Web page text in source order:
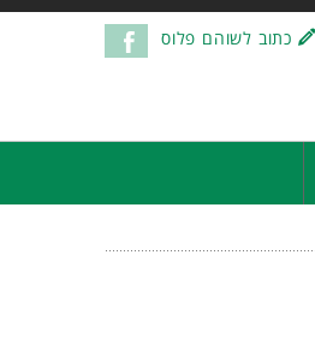
כתוב לשוהם פלוס